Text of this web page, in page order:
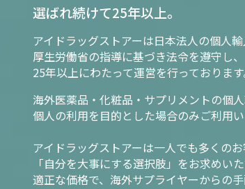
選ばれ続けて25年以上。
アイドラッグストアーは日本法人の個人輸
厚生労働省の指導に基づき法令を遵守し、
25年以上にわたって運営を行っております
海外医薬品・化粧品・サプリメントの個人
個人の利用を目的とした場合のみご利用い
アイドラッグストアーは一人でも多くの
「自分を大事にする選択肢」をお求めい
適正な価格で、海外サプライヤーからの